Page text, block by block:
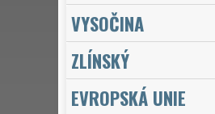
VYSOČINA
ZLÍNSKÝ
EVROPSKÁ UNIE